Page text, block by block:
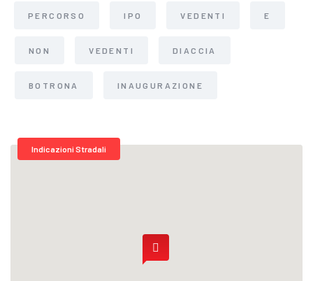
PERCORSO IPO VEDENTI E
NON VEDENTI DIACCIA
BOTRONA INAUGURAZIONE
Indicazioni Stradali